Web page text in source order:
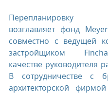
Перепланировку
возглавляет фонд
совместно с ведущей
застройщиком
качестве руководителя
В сотрудничестве с
архитекторской